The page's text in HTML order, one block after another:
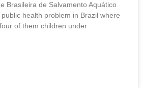
Brasileira de Salvamento Aquático
health problem in Brazil where
of them children under